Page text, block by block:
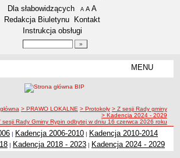
Menu dodatkowe
Dla słabowidzących A pomniejsz czcionkę
A standardowy rozmiar czcionki
A
Redakcja Biuletynu
Kontakt
Instrukcja obsługi
MENU
> PRAWO LOKALNE > Protokoły > Z sesji Rady gminy
> Kadencja 2024 - 2029
sesji Rady Gminy Rypin odbytej w dniu 16 czerwca 2026 roku
| Kadencja 2006-2010 | Kadencja 2010-2014
| Kadencja 2018 - 2023 | Kadencja 2024 - 2029